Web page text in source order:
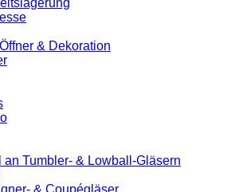
& Dekoration
an Tumbler- & Lowball-Gläsern
& Coupégläser